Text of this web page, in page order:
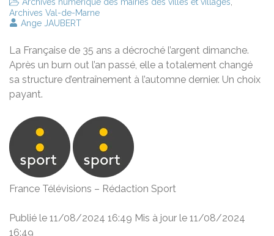
Archives Val-de-Marne
Ange JAUBERT
La Française de 35 ans a décroché l’argent dimanche.
Après un burn out l’an passé, elle a totalement changé
sa structure d’entraînement à l’automne dernier. Un choix
payant.
France Télévisions – Rédaction Sport
Publié le 11/08/2024 16:49 Mis à jour le 11/08/2024
16:49